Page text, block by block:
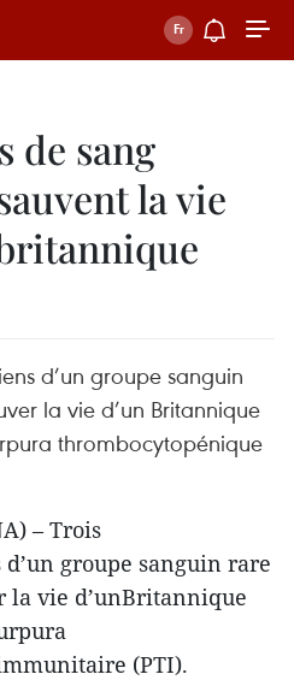
de sang
la vie
d’un groupe sanguin
la vie d’un Britannique
thrombocytopénique
– Trois
groupe sanguin rare
la vie d’unBritannique
(PTI).